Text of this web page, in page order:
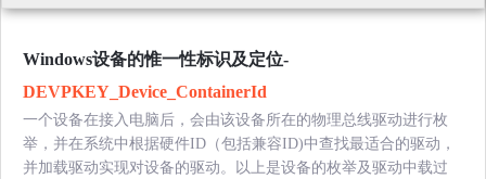
Windows设备的惟一性标识及定位-
DEVPKEY_Device_ContainerId
一个设备在接入电脑后，会由该设备所在的物理总线驱动进行枚
举，并在系统中根据硬件ID（包括兼容ID)中查找最适合的驱动，
并加载驱动实现对设备的驱动。以上是设备的枚举及驱动中载过